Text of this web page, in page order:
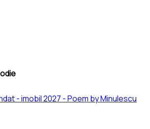
- imobil 2027 - Poem by Minulescu